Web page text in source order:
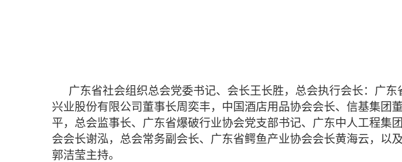
广东省社会组织总会党委书记、会长王长胜，总会执行会长：广
兴业股份有限公司董事长周奕丰，中国酒店用品协会会长、信基集
平，总会监事长、广东省爆破行业协会党支部书记、广东中人工程
会会长谢泓，总会常务副会长、广东省鳄鱼产业协会会长黄海云，以
郭洁莹主持。